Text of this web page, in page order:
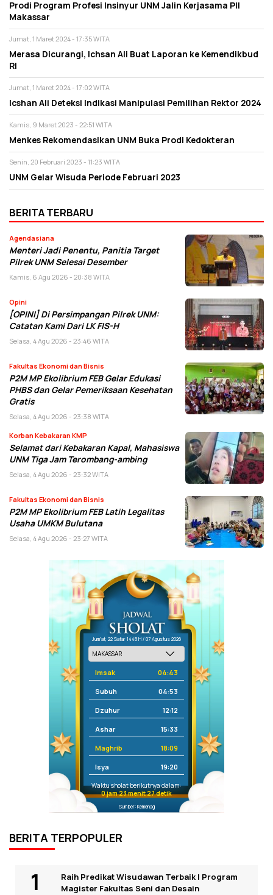
Prodi Program Profesi Insinyur UNM Jalin Kerjasama PII
Makassar
Jumat, 1 Maret 2024 - 17:35 WITA
Merasa Dicurangi, Ichsan Ali Buat Laporan ke Kemendikbud
RI
Jumat, 1 Maret 2024 - 17:02 WITA
Icshan Ali Deteksi Indikasi Manipulasi Pemilihan Rektor 2024
Kamis, 9 Maret 2023 - 22:51 WITA
Menkes Rekomendasikan UNM Buka Prodi Kedokteran
Senin, 20 Februari 2023 - 11:23 WITA
UNM Gelar Wisuda Periode Februari 2023
BERITA TERBARU
Agendasiana
Menteri Jadi Penentu, Panitia Target
Pilrek UNM Selesai Desember
Kamis, 6 Agu 2026 - 20:38 WITA
Opini
[OPINI] Di Persimpangan Pilrek UNM:
Catatan Kami Dari LK FIS-H
Selasa, 4 Agu 2026 - 23:46 WITA
Fakultas Ekonomi dan Bisnis
P2M MP Ekolibrium FEB Gelar Edukasi
PHBS dan Gelar Pemeriksaan Kesehatan
Gratis
Selasa, 4 Agu 2026 - 23:38 WITA
Korban Kebakaran KMP
Selamat dari Kebakaran Kapal, Mahasiswa
UNM Tiga Jam Terombang-ambing
Selasa, 4 Agu 2026 - 23:32 WITA
Fakultas Ekonomi dan Bisnis
P2M MP Ekolibrium FEB Latih Legalitas
Usaha UMKM Bulutana
Selasa, 4 Agu 2026 - 23:27 WITA
Jum'at, 22 Safar 1448 H / 07 Agustus 2026
Imsak 04:43
Subuh 04:53
Dzuhur 12:12
Ashar 15:33
Maghrib 18:09
Isya 19:20
Waktu sholat berikutnya dalam:
0 jam 23 menit 26 detik
Sumber: Kemenag
BERITA TERPOPULER
Raih Predikat Wisudawan Terbaik I Program
Magister Fakultas Seni dan Desain